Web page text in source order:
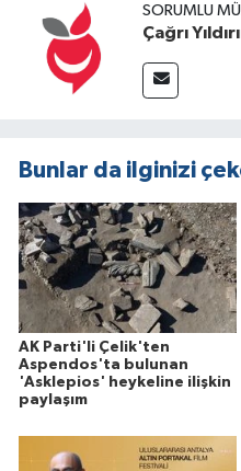
SORUMLU
Çağrı
Bunlar da ilginizi
AK Parti'li Çelik'ten
Aspendos'ta bulunan
'Asklepios' heykeline ilişkin
paylaşım